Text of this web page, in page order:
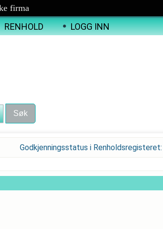
firma
RENHOLD LOGG INN
Godkjenningsstatus i Renholdsregisteret: